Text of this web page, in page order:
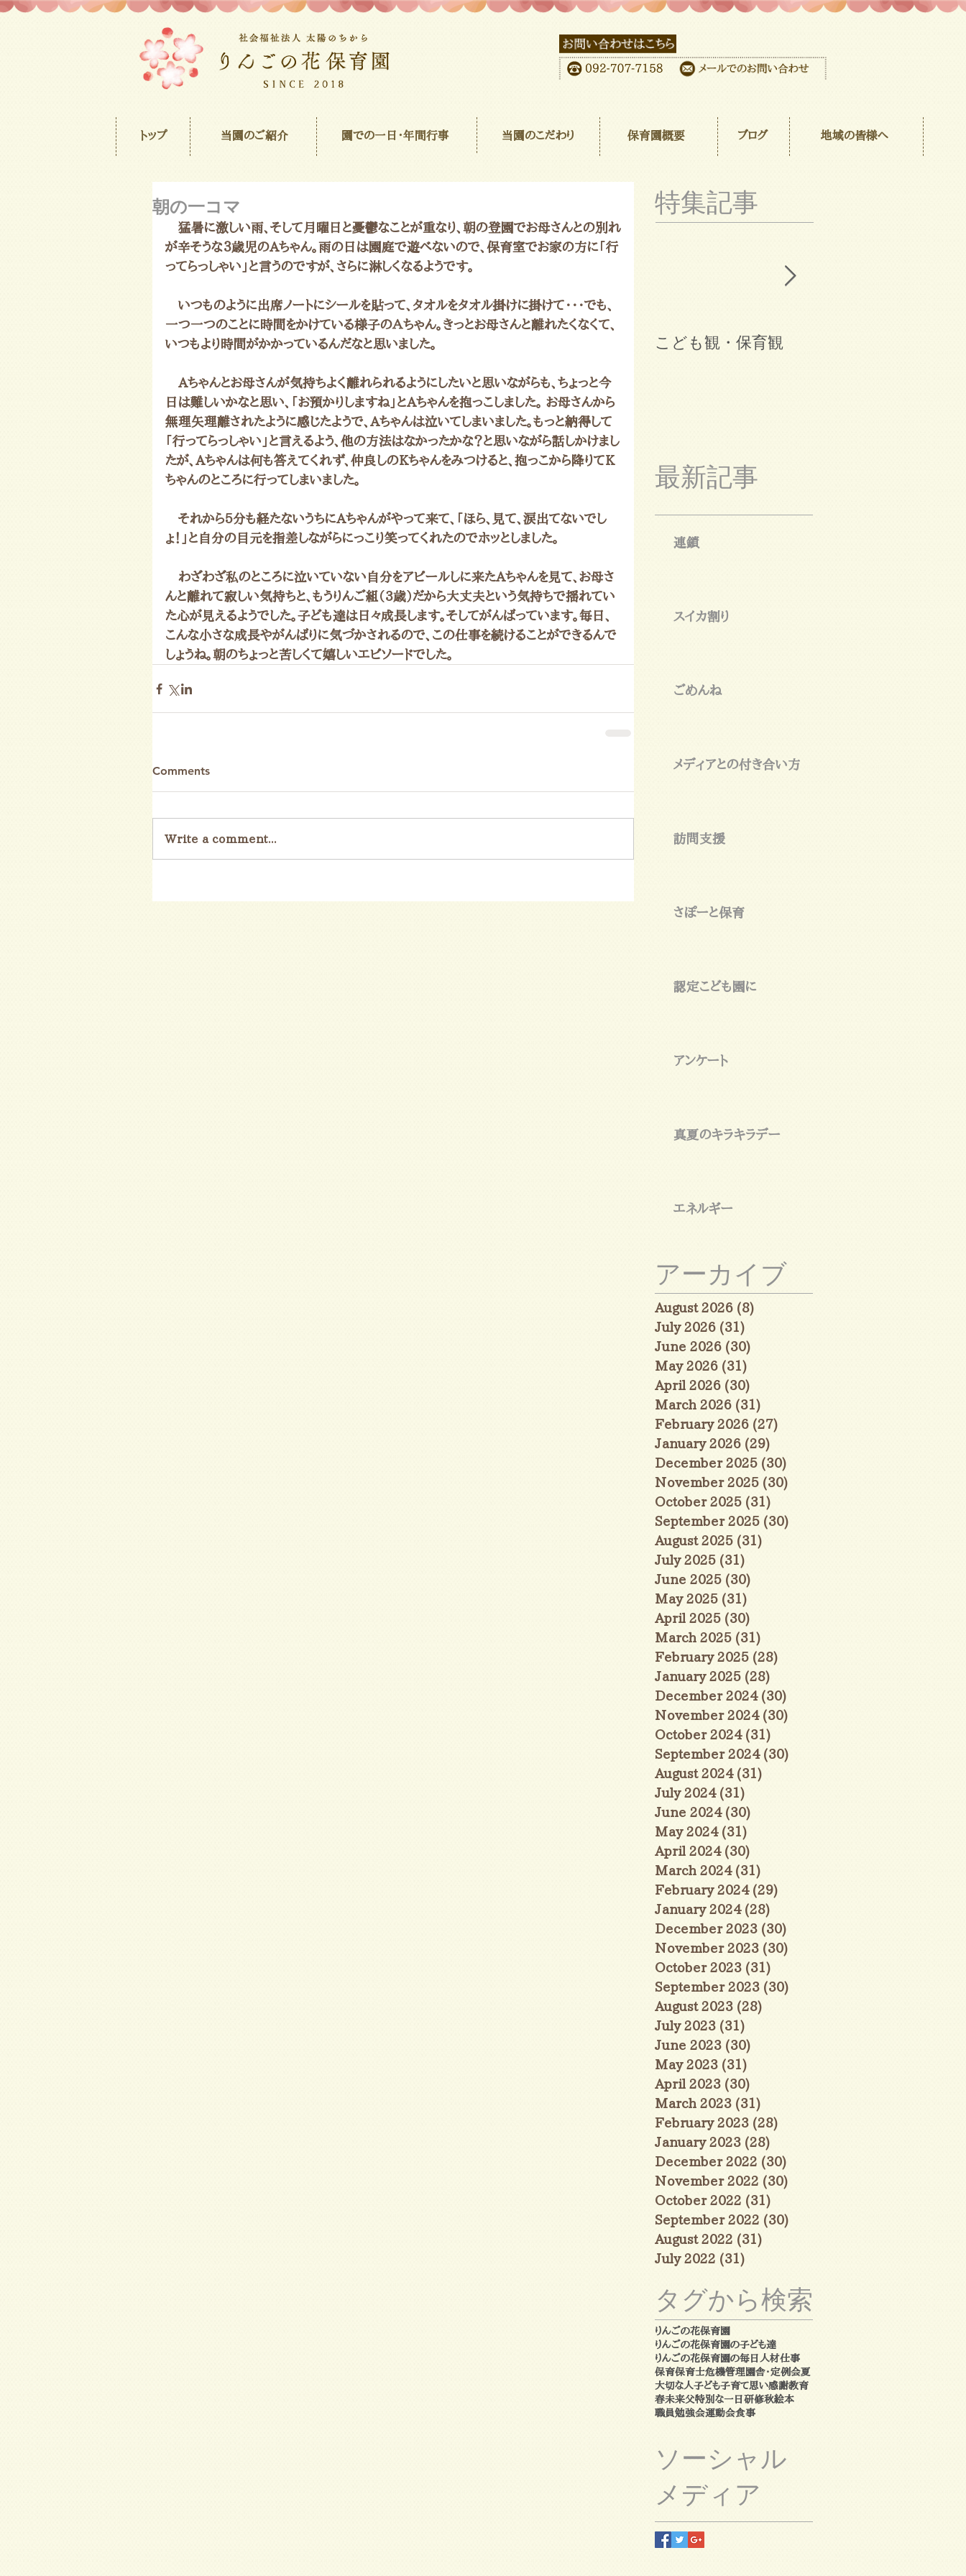
トップ 当園のご紹介 園での一日･年間行事 当園のこだわり 保育園概要 ブログ 地域の皆様へ
朝の一コマ
猛暑に激しい雨、そして月曜日と憂鬱なことが重なり、朝の登園でお母さんとの別れ
が辛そうな３歳児のAちゃん。雨の日は園庭で遊べないので、保育室でお家の方に「行
ってらっしゃい」と言うのですが、さらに淋しくなるようです。
いつものように出席ノートにシールを貼って、タオルをタオル掛けに掛けて・・・でも、
一つ一つのことに時間をかけている様子のＡちゃん。きっとお母さんと離れたくなくて、
いつもより時間がかかっているんだなと思いました。
Aちゃんとお母さんが気持ちよく離れられるようにしたいと思いながらも、ちょっと今
日は難しいかなと思い、「お預かりしますね」とAちゃんを抱っこしました。 お母さんから
無理矢理離されたように感じたようで、Aちゃんは泣いてしまいました。もっと納得して
「行ってらっしゃい」と言えるよう、他の方法はなかったかな？と思いながら話しかけまし
たが、Aちゃんは何も答えてくれず、仲良しのKちゃんをみつけると、抱っこから降りてK
ちゃんのところに行ってしまいました。
それから5分も経たないうちにAちゃんがやって来て、「ほら、見て、涙出てないでし
ょ！」と自分の目元を指差しながらにっこり笑ってくれたのでホッとしました。
わざわざ私のところに泣いていない自分をアピールしに来たAちゃんを見て、お母さ
んと離れて寂しい気持ちと、もうりんご組（3歳）だから大丈夫という気持ちで揺れてい
た心が見えるようでした。子ども達は日々成長します。そしてがんばっています。毎日、
こんな小さな成長やがんばりに気づかされるので、この仕事を続けることができるんで
しょうね。朝のちょっと苦しくて嬉しいエピソードでした。
Comments
Write a comment...
特集記事
こども観・保育観
最新記事
連鎖
スイカ割り
ごめんね
メディアとの付き合い方
訪問支援
さぽーと保育
認定こども園に
アンケート
真夏のキラキラデー
エネルギー
アーカイブ
August 2026 (8)
July 2026 (31)
June 2026 (30)
May 2026 (31)
April 2026 (30)
March 2026 (31)
February 2026 (27)
January 2026 (29)
December 2025 (30)
November 2025 (30)
October 2025 (31)
September 2025 (30)
August 2025 (31)
July 2025 (31)
June 2025 (30)
May 2025 (31)
April 2025 (30)
March 2025 (31)
February 2025 (28)
January 2025 (28)
December 2024 (30)
November 2024 (30)
October 2024 (31)
September 2024 (30)
August 2024 (31)
July 2024 (31)
June 2024 (30)
May 2024 (31)
April 2024 (30)
March 2024 (31)
February 2024 (29)
January 2024 (28)
December 2023 (30)
November 2023 (30)
October 2023 (31)
September 2023 (30)
August 2023 (28)
July 2023 (31)
June 2023 (30)
May 2023 (31)
April 2023 (30)
March 2023 (31)
February 2023 (28)
January 2023 (28)
December 2022 (30)
November 2022 (30)
October 2022 (31)
September 2022 (30)
August 2022 (31)
July 2022 (31)
タグから検索
りんごの花保育園
りんごの花保育園の子ども達
りんごの花保育園の毎日 人材仕事
保育保育士危機管理園舎・定例会夏
大切な人子ども子育て思い感謝教育
春未来父特別な一日研修秋絵本
職員勉強会運動会食事
ソーシャル
メディア